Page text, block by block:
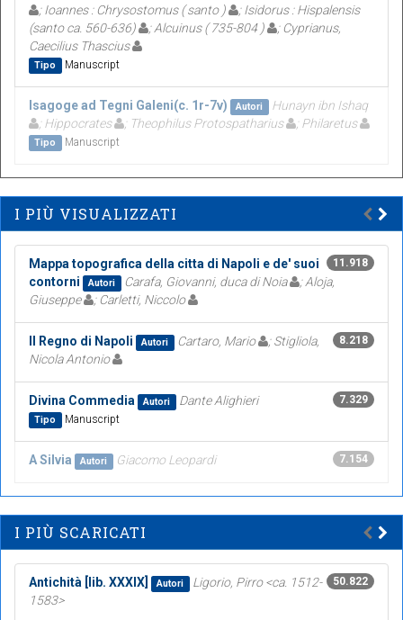
; Ioannes : Chrysostomus ( santo )
; Isidorus : Hispalensis
(santo ca. 560-636)
; Alcuinus ( 735-804 )
; Cyprianus,
Caecilius Thascius
Tipo Manuscript
Isagoge ad Tegni Galeni(c. 1r-7v) Autori
Hunayn ibn Ishaq
; Hippocrates
; Theophilus Protospatharius ; Philaretus
Tipo Manuscript
I PIÙ VISUALIZZATI
11.918
Mappa topografica della citta di Napoli e de' suoi
contorni
Autori Carafa, Giovanni, duca di Noia
; Aloja,
Giuseppe
; Carletti, Niccolo
8.218
Il Regno di Napoli Autori Cartaro, Mario
; Stigliola,
Nicola Antonio
7.329
Divina Commedia Autori Dante Alighieri
Tipo Manuscript
7.154
A Silvia Autori Giacomo Leopardi
I PIÙ SCARICATI
50.822
Antichità [lib. XXXIX] Autori
Ligorio, Pirro <ca. 1512-
1583>